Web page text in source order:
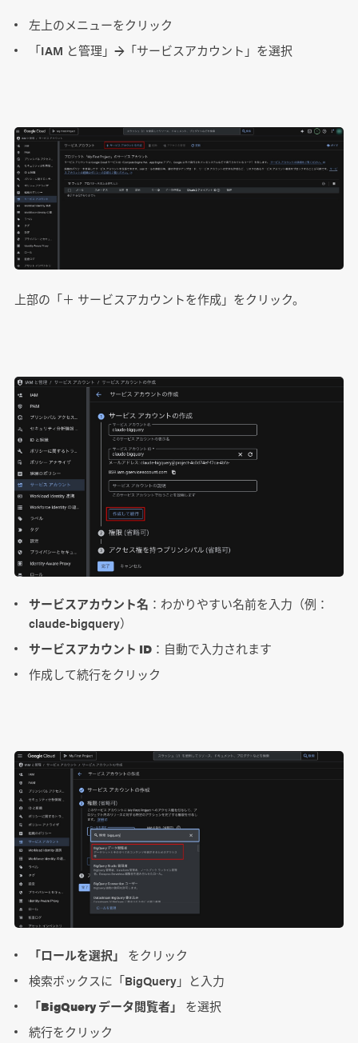
左上のメニューをクリック
「IAM と管理」→「サービスアカウント」を選択
上部の「＋ サービスアカウントを作成」をクリック。
サービスアカウント名 ：わかりやすい名前を入力（例：
claude-bigquery）
サービスアカウント ID：自動で入力されます
作成して続行をクリック
「ロールを選択」
をクリック
検索ボックスに「BigQuery」と入力
「BigQuery データ閲覧者」
を選択
続行をクリック